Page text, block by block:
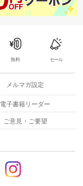
無料 セール
メルマガ設定
電子書籍リーダー
ご意見・ご要望